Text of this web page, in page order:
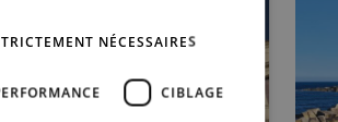
NÉCESSAIRES
CIBLAGE